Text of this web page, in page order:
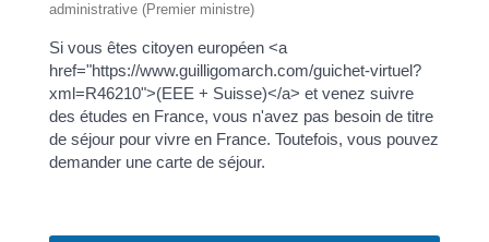
administrative (Premier ministre)
Si vous êtes citoyen européen <a
href="https://www.guilligomarch.com/guichet-virtuel?
xml=R46210">(EEE + Suisse)</a> et venez suivre
des études en France, vous n'avez pas besoin de titre
de séjour pour vivre en France. Toutefois, vous pouvez
demander une carte de séjour.